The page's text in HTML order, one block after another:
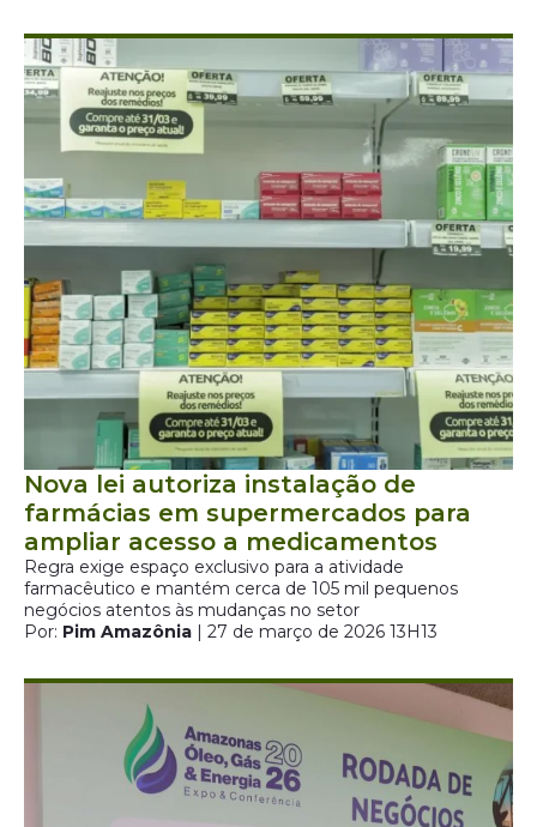
Nova lei autoriza instalação de
farmácias em supermercados para
ampliar acesso a medicamentos
Regra exige espaço exclusivo para a atividade
farmacêutico e mantém cerca de 105 mil pequenos
negócios atentos às mudanças no setor
Por: Pim Amazônia | 27 de março de 2026 13H13